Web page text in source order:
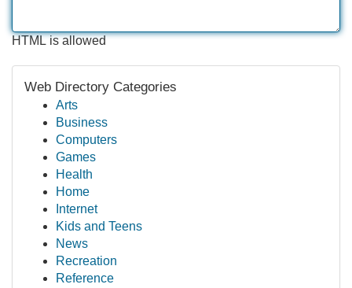
HTML is allowed
Web Directory Categories
Arts
Business
Computers
Games
Health
Home
Internet
Kids and Teens
News
Recreation
Reference